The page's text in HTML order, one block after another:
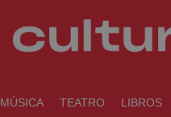
MÚSICA TEATRO LIBROS